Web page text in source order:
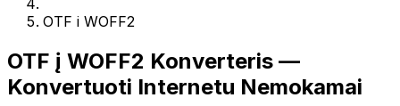
OTF i WOFF2
OTF į WOFF2 Konverteris —
Konvertuoti Internetu Nemokamai